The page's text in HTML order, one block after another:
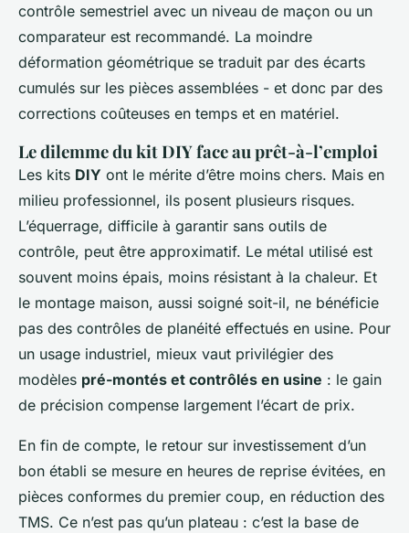
contrôle semestriel avec un niveau de maçon ou un
comparateur est recommandé. La moindre
déformation géométrique se traduit par des écarts
cumulés sur les pièces assemblées - et donc par des
corrections coûteuses en temps et en matériel.
Le dilemme du kit DIY face au prêt-à-l’emploi
Les kits DIY ont le mérite d’être moins chers. Mais en
milieu professionnel, ils posent plusieurs risques.
L’équerrage, difficile à garantir sans outils de
contrôle, peut être approximatif. Le métal utilisé est
souvent moins épais, moins résistant à la chaleur. Et
le montage maison, aussi soigné soit-il, ne bénéficie
pas des contrôles de planéité effectués en usine. Pour
un usage industriel, mieux vaut privilégier des
modèles pré-montés et contrôlés en usine : le gain
de précision compense largement l’écart de prix.
En fin de compte, le retour sur investissement d’un
bon établi se mesure en heures de reprise évitées, en
pièces conformes du premier coup, en réduction des
TMS. Ce n’est pas qu’un plateau : c’est la base de